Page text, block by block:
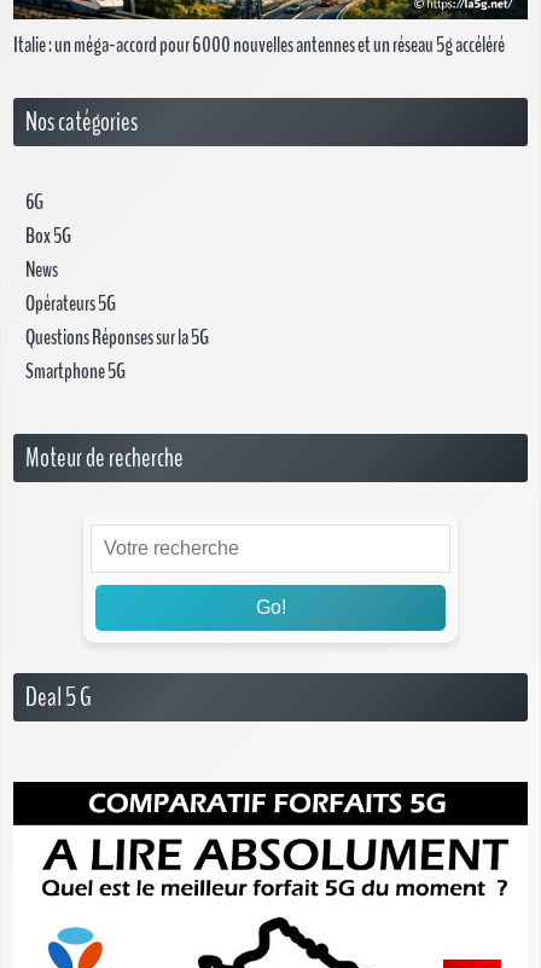
Italie : un méga-accord pour 6 000 nouvelles antennes et un réseau 5g accéléré
Nos catégories
6G
Box 5G
News
Opérateurs 5G
Questions Réponses sur la 5G
Smartphone 5G
Moteur de recherche
Go!
Deal 5 G